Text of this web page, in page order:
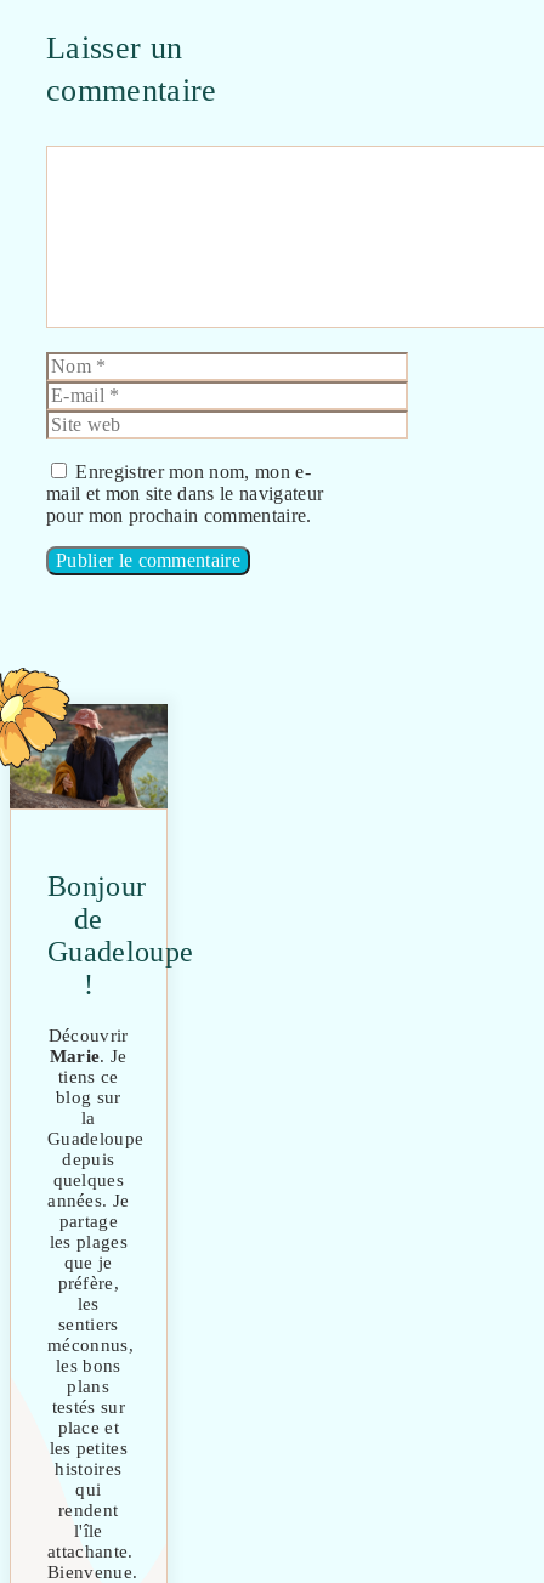
Laisser un
commentaire
Nom
E-
mail
Site
web
Enregistrer mon nom, mon e-
mail et mon site dans le navigateur
pour mon prochain commentaire.
Bonjour
de
Guadeloupe
!
Découvrir
Marie. Je
tiens ce
blog sur
la
Guadeloupe
depuis
quelques
années. Je
partage
les plages
que je
préfère,
les
sentiers
méconnus,
les bons
plans
testés sur
place et
les petites
histoires
qui
rendent
l'île
attachante.
Bienvenue.